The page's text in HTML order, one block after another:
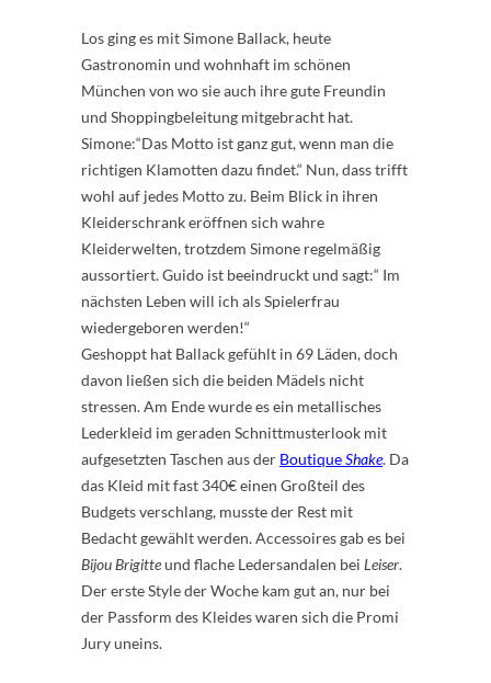
Los ging es mit Simone Ballack, heute
Gastronomin und wohnhaft im schönen
München von wo sie auch ihre gute Freundin
und Shoppingbeleitung mitgebracht hat.
Simone:“Das Motto ist ganz gut, wenn man die
richtigen Klamotten dazu findet.“ Nun, dass trifft
wohl auf jedes Motto zu. Beim Blick in ihren
Kleiderschrank eröffnen sich wahre
Kleiderwelten, trotzdem Simone regelmäßig
aussortiert. Guido ist beeindruckt und sagt:“ Im
nächsten Leben will ich als Spielerfrau
wiedergeboren werden!“
Geshoppt hat Ballack gefühlt in 69 Läden, doch
davon ließen sich die beiden Mädels nicht
stressen. Am Ende wurde es ein metallisches
Lederkleid im geraden Schnittmusterlook mit
aufgesetzten Taschen aus der BoutiqueShake. Da
das Kleid mit fast 340€ einen Großteil des
Budgets verschlang, musste der Rest mit
Bedacht gewählt werden. Accessoires gab es bei
Bijou Brigitteund flache Ledersandalen bei Leiser.
Der erste Style der Woche kam gut an, nur bei
der Passform des Kleides waren sich die Promi
Jury uneins.